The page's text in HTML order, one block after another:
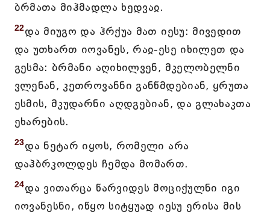
ბრმათა მიჰმადლა ხედვაჲ.
22და მიუგო და ჰრქუა მათ იესუ: მივედით
და უთხართ იოვანეს, რაჲ-ესე იხილეთ და
გესმა: ბრმანი აღიხილვენ, მკელობელნი
ვლენან, კეთროვანნი განწმდებიან, ყრუთა
ესმის, მკუდარნი აღდგებიან, და გლახაკთა
ეხარების.
23და ნეტარ იყოს, რომელი არა
დაჰბრკოლდეს ჩემდა მომართ.
24და ვითარცა წარვიდეს მოციქულნი იგი
იოვანესნი, იწყო სიტყუად იესუ ერისა მის